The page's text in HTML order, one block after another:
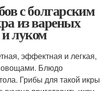
с болгарским
из вареных
луком
эффектная и легкая,
овощами. Блюдо
Грибы для такой икры